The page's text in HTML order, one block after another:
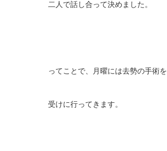
二人で話し合って決めました。
ってことで、月曜には去勢の手術を
受けに行ってきます。